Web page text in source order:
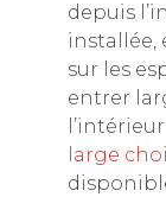
depuis
installée,
sur les
entrer
large